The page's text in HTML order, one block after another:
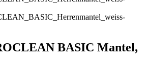
BASIC Mantel,